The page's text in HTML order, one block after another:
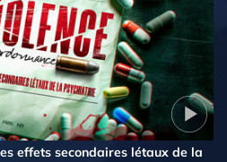
effets secondaires létaux de la